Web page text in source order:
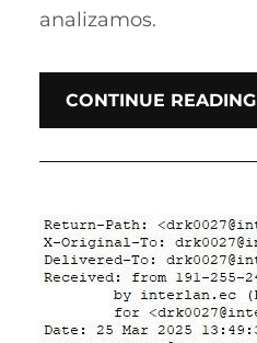
analizamos.
CONTINUE READING